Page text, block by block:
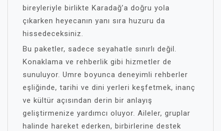
bireyleriyle birlikte Karadağ’a doğru yola
çıkarken heyecanın yanı sıra huzuru da
hissedeceksiniz.
Bu paketler, sadece seyahatle sınırlı değil.
Konaklama ve rehberlik gibi hizmetler de
sunuluyor. Umre boyunca deneyimli rehberler
eşliğinde, tarihi ve dini yerleri keşfetmek, inanç
ve kültür açısından derin bir anlayış
geliştirmenize yardımcı oluyor. Aileler, gruplar
halinde hareket ederken, birbirlerine destek